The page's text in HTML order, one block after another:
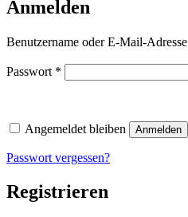
Anmelden
Benutzername oder E-Mail-Adresse
Passwort *
Angemeldet bleiben Anmelden
Passwort vergessen?
Registrieren